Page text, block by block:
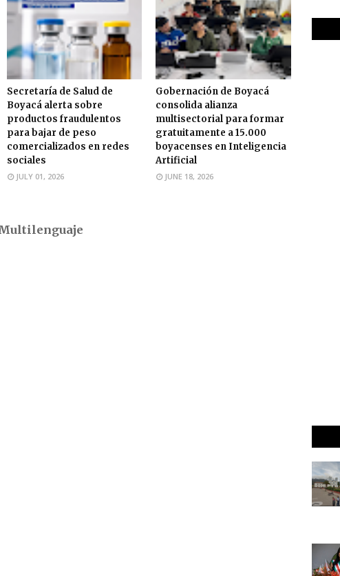
Secretaría de Salud de
Boyacá alerta sobre
productos fraudulentos
para bajar de peso
comercializados en redes
sociales
JULY 01, 2026
Gobernación de Boyacá
consolida alianza
multisectorial para formar
gratuitamente a 15.000
boyacenses en Inteligencia
Artificial
JUNE 18, 2026